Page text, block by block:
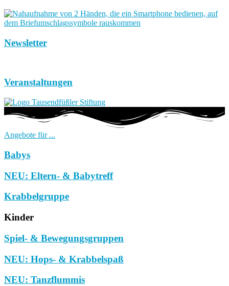
Newsletter
Veranstaltungen
Angebote für ...
Babys
NEU: Eltern- & Babytreff
Krabbelgruppe
Kinder
Spiel- & Bewegungsgruppen
NEU: Hops- & Krabbelspaß
NEU: Tanzflummis